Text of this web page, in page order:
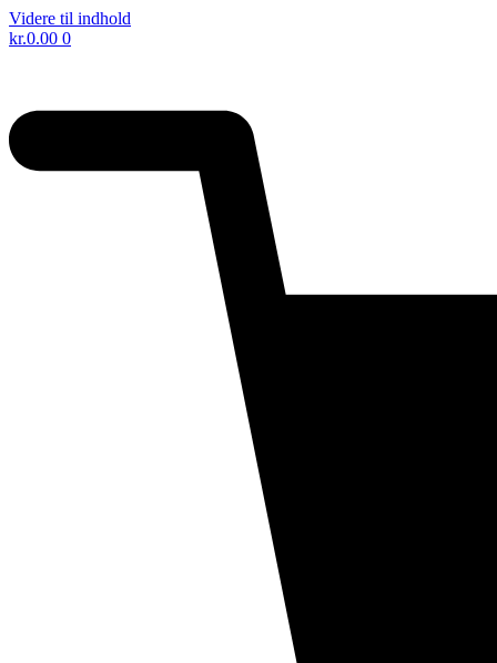
Videre til indhold
kr.0.00 0